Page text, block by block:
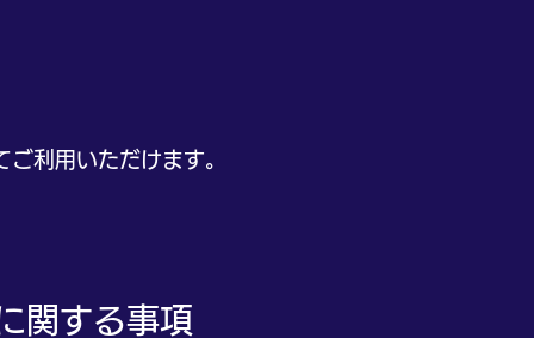
用いただけます。
関する事項